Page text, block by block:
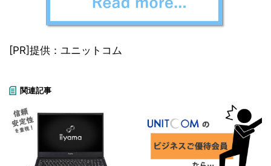
[PR]提供：ユニットコム
関連記事